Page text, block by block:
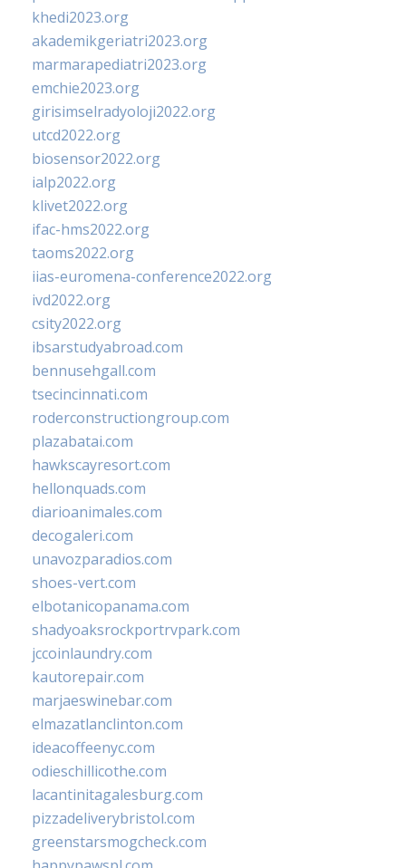
khedi2023.org
akademikgeriatri2023.org
marmarapediatri2023.org
emchie2023.org
girisimselradyoloji2022.org
utcd2022.org
biosensor2022.org
ialp2022.org
klivet2022.org
ifac-hms2022.org
taoms2022.org
iias-euromena-conference2022.org
ivd2022.org
csity2022.org
ibsarstudyabroad.com
bennusehgall.com
tsecincinnati.com
roderconstructiongroup.com
plazabatai.com
hawkscayresort.com
hellonquads.com
diarioanimales.com
decogaleri.com
unavozparadios.com
shoes-vert.com
elbotanicopanama.com
shadyoaksrockportrvpark.com
jccoinlaundry.com
kautorepair.com
marjaeswinebar.com
elmazatlanclinton.com
ideacoffeenyc.com
odieschillicothe.com
lacantinitagalesburg.com
pizzadeliverybristol.com
greenstarsmogcheck.com